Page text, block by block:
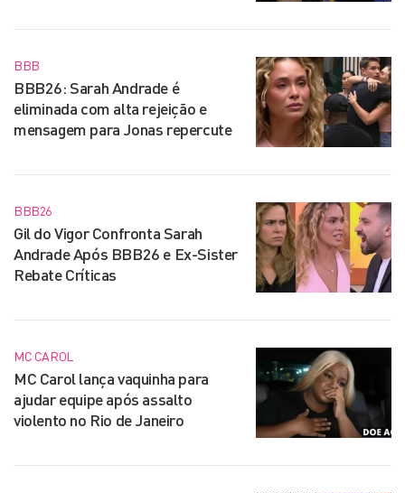
BBB
BBB26: Sarah Andrade é
eliminada com alta rejeição e
mensagem para Jonas repercute
BBB26
Gil do Vigor Confronta Sarah
Andrade Após BBB26 e Ex-Sister
Rebate Críticas
MC CAROL
MC Carol lança vaquinha para
ajudar equipe após assalto
violento no Rio de Janeiro